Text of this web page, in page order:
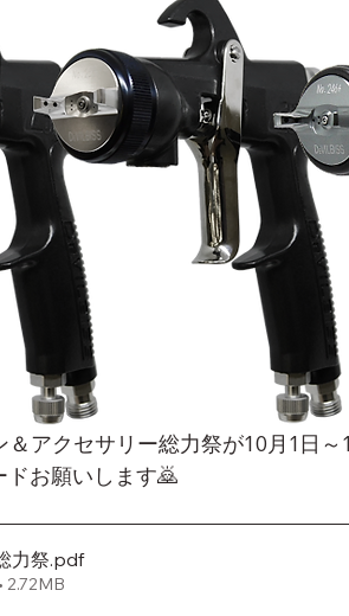
アクセサリー総力祭が10月1日～
お願いします🙇
力祭.pdf
2.72MB